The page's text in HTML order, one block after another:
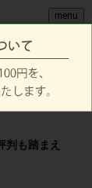
menu
判も踏まえ